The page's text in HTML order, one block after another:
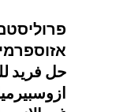
حل فريد